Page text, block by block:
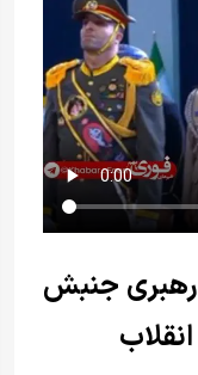
رهبری جنبش